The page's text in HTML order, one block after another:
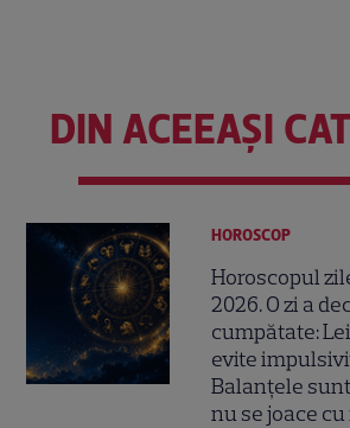
DIN ACEEAȘI
HOROSCOP
Horoscopul
2026. O zi a
cumpătate:
evite
Balanțele
nu se joace